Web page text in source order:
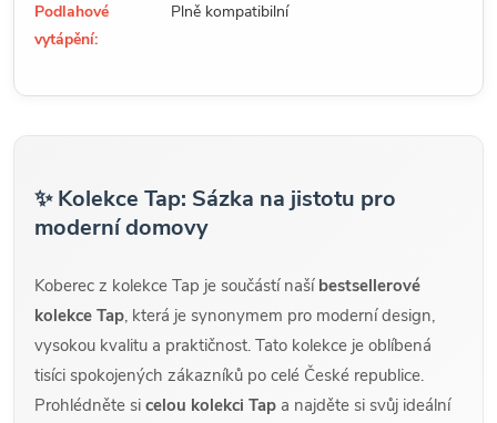
Podlahové
vytápění:
Plně kompatibilní
✨ Kolekce Tap: Sázka na jistotu pro
moderní domovy
Koberec z kolekce Tap je součástí naší bestsellerové
kolekce Tap, která je synonymem pro moderní design,
vysokou kvalitu a praktičnost. Tato kolekce je oblíbená
tisíci spokojených zákazníků po celé České republice.
Prohlédněte si celou kolekci Tap a najděte si svůj ideální